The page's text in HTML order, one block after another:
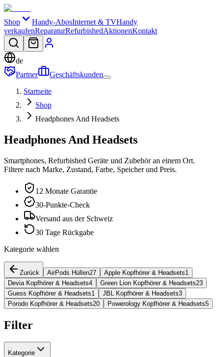
Shop Handy-AbosInternet & TVHandy
verkaufenReparaturRefurbishedAktionenKontakt
de
Partner
Geschäftskunden
Startseite
Shop
Headphones And Headsets
Headphones And Headsets
Smartphones, Refurbished Geräte und Zubehör an einem Ort.
Filtere nach Marke, Zustand, Farbe, Speicher und Preis.
12 Monate Garantie
30-Punkte-Check
Versand aus der Schweiz
30 Tage Rückgabe
Kategorie wählen
Zurück AirPods Hüllen27 Apple Kopfhörer & Headsets1
Devia Kopfhörer & Headsets4 Green Lion Kopfhörer & Headsets23
Guess Kopfhörer & Headsets1 JBL Kopfhörer & Headsets3
Porodo Kopfhörer & Headsets20 Powerology Kopfhörer & Headsets5
Filter
Kategorie